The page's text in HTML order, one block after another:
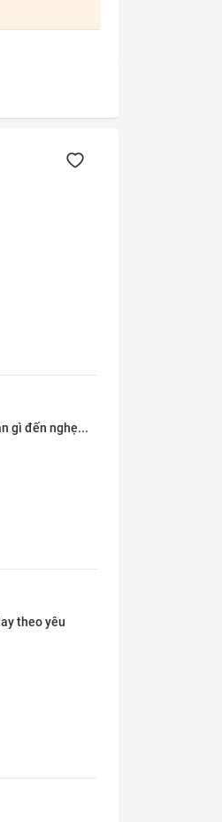
gì đến nghẹ...
theo yêu